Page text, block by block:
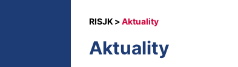
Aktuality
Aktuality